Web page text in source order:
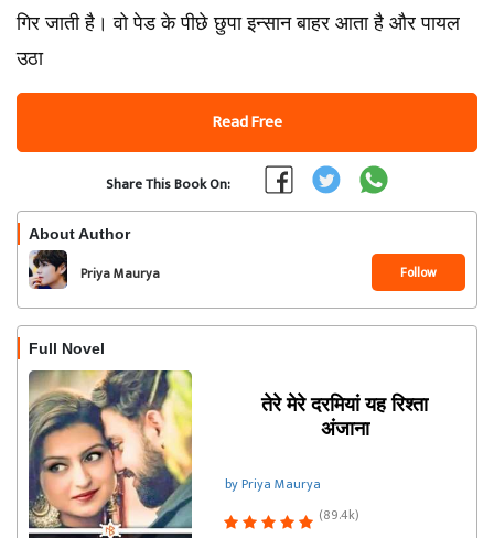
गिर जाती है। वो पेड के पीछे छुपा इन्सान बाहर आता है और पायल
उठा
Read Free
Share This Book On:
About Author
Priya Maurya Follow
Full Novel
तेरे मेरे दरमियां यह रिश्ता
अंजाना
by Priya Maurya
(89.4k)